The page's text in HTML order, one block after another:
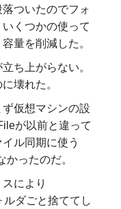
ついたのでフォ
くつかの使って
量を削減した。
ち上がらない。
壊れた。
仮想マシンの設
が以前と違って
ル同期に使う
ったのだ。
により
ダごと捨ててし